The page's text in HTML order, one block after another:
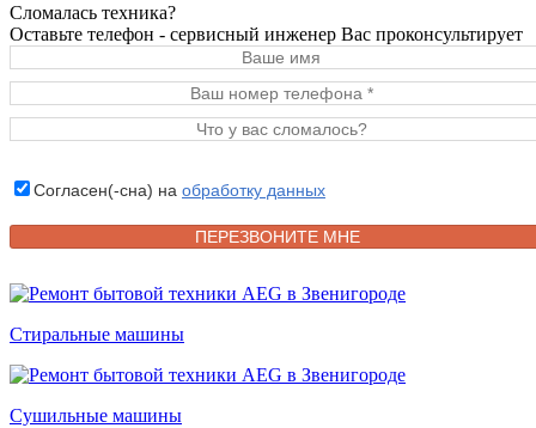
Сломалась техника?
Оставьте телефон - сервисный инженер Вас проконсультирует
Согласен(-сна) на обработку данных
Стиральные машины
Сушильные машины